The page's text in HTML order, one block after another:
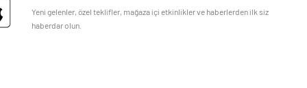
Yeni gelenler, özel teklifler, mağaza içi etkinlikler ve haberlerden ilk siz
haberdar olun.